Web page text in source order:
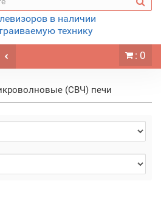
в наличии
технику
: 0
(СВЧ) печи